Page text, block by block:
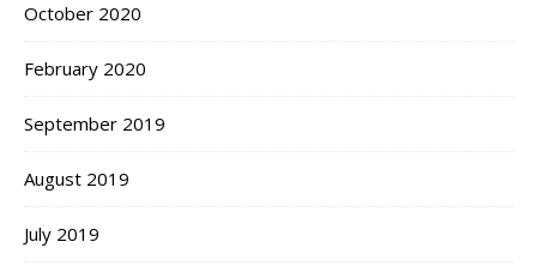
October 2020
February 2020
September 2019
August 2019
July 2019